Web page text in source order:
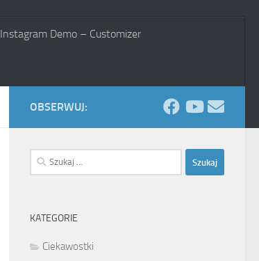
Instagram Demo – Customizer
OBSERWUJ:
Szukaj:
KATEGORIE
Ciekawostki